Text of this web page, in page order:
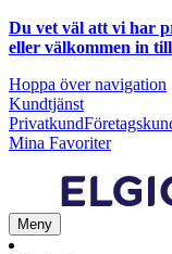
Du vet väl att vi har
eller välkommen in
Hoppa över navigation
Kundtjänst
Privatkund
Mina Favoriter
Meny